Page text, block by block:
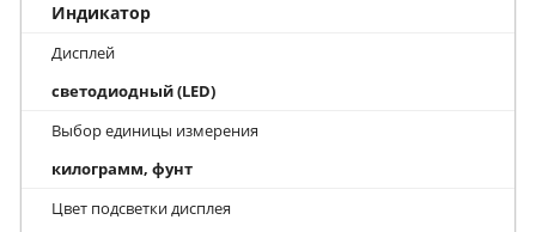
Индикатор
Дисплей
светодиодный (LED)
Выбор единицы измерения
килограмм, фунт
Цвет подсветки дисплея